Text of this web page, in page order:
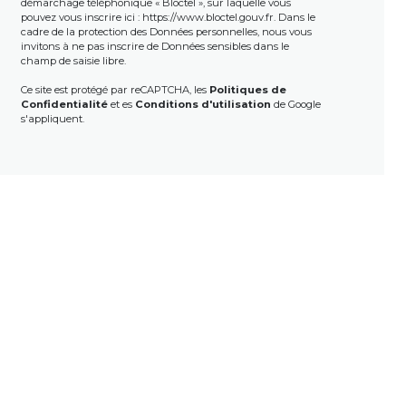
démarchage téléphonique « Bloctel », sur laquelle vous
pouvez vous inscrire ici : https://www.bloctel.gouv.fr. Dans le
cadre de la protection des Données personnelles, nous vous
invitons à ne pas inscrire de Données sensibles dans le
champ de saisie libre.
Ce site est protégé par reCAPTCHA, les Politiques de
Confidentialitéet es Conditions d'utilisation de Google
s'appliquent.